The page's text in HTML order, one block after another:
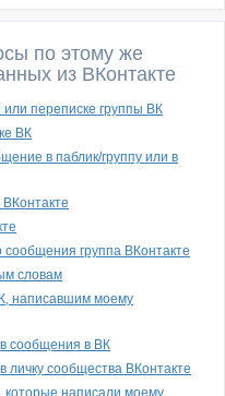
по этому же
из ВКонтакте
переписке группы ВК
ВК
в паблик/группу или в
сообщения группа ВКонтакте
словам
написавшим моему
сообщения в ВК
личку сообщества ВКонтакте
которые написали моему